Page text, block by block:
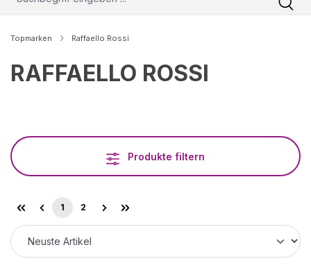
Topmarken Raffaello Rossi
RAFFAELLO ROSSI
Produkte filtern
Seite
1 Seite
2